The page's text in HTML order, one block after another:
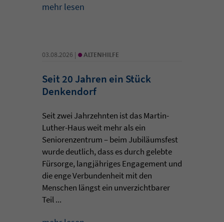
mehr lesen
03.08.2026 | • ALTENHILFE
Seit 20 Jahren ein Stück
Denkendorf
Seit zwei Jahrzehnten ist das Martin-
Luther-Haus weit mehr als ein
Seniorenzentrum – beim Jubiläumsfest
wurde deutlich, dass es durch gelebte
Fürsorge, langjähriges Engagement und
die enge Verbundenheit mit den
Menschen längst ein unverzichtbarer
Teil ...